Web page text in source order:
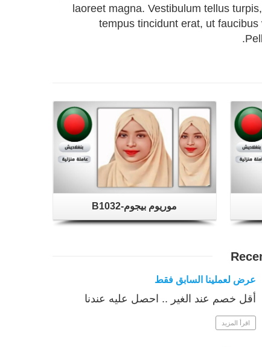
laoreet magna. Vestibulum tellus
tempus tincidunt erat, ut
موريوم بيجوم-B1032
عرض لعملينا السابق فقط
أقل خصم عند الغير .. احصل عليه عندنا
اقرأ المزيد